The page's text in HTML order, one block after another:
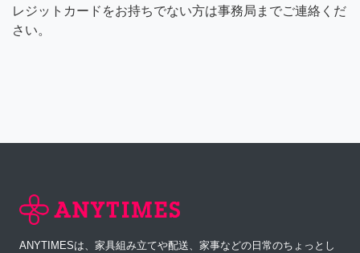
レジットカードをお持ちでない方は事務局までご連絡くだ
さい。
ANYTIMESは、家具組み立てや配送、家事などの日常のちょっとし